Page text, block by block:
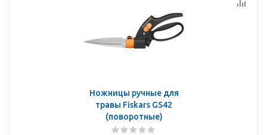
Ножницы ручные для
травы Fiskars GS42
(поворотные)